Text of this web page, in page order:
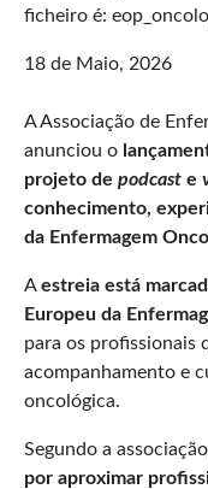
18 de Maio, 2026
A Associação de
anunciou o
projeto de podcast e
conhecimento,
da Enfermagem
Aestreia está
Europeu da
para os profissionais
acompanhamento e
oncológica.
Segundo a
por aproximar